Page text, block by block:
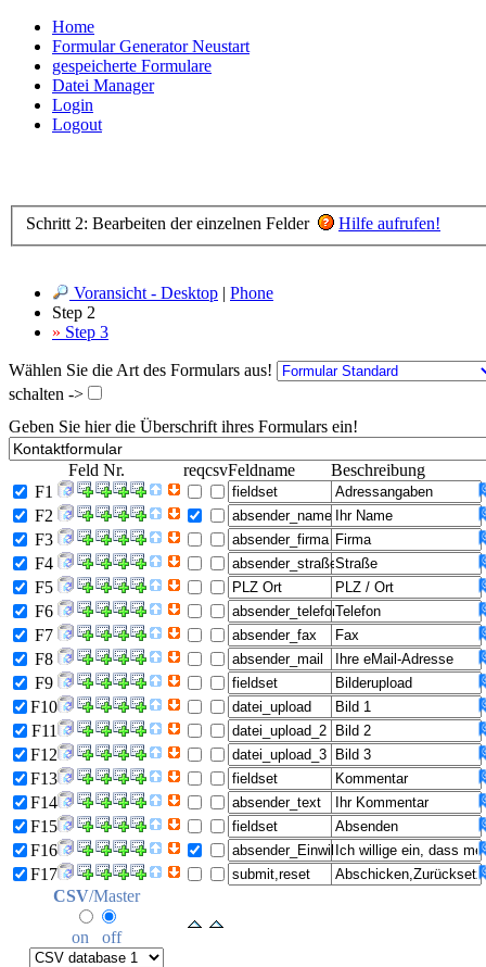
Home
Formular Generator Neustart
gespeicherte Formulare
Datei Manager
Login
Logout
Schritt 2: Bearbeiten der einzelnen Felder Hilfe aufrufen!
Voransicht - Desktop | Phone
Step 2
» Step 3
Wählen Sie die Art des Formulars aus!
schalten ->
Geben Sie hier die Überschrift ihres Formulars ein!
Feld Nr. reqcsvFeldname
Beschreibung
F1
F2
F3
F4
F5
F6
F7
F8
F9
F10
F11
F12
F13
F14
F15
F16
F17
CSV/Master
on off